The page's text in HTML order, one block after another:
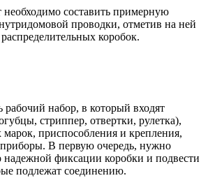
необходимо составить примерную
проводки, отметив на ней
коробок.
рабочий набор, в который входят
стриппер, отвертки, рулетка),
приспособления и крепления,
В первую очередь, нужно
надежной фиксации коробки и подвести
подлежат соединению.